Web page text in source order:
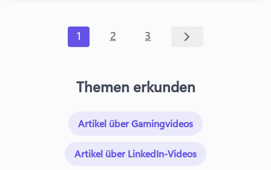
1 2 3
Themen erkunden
Artikel über Gamingvideos
Artikel über LinkedIn-Videos